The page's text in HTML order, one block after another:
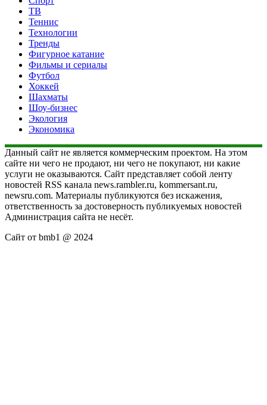
ТВ
Теннис
Технологии
Тренды
Фигурное катание
Фильмы и сериалы
Футбол
Хоккей
Шахматы
Шоу-бизнес
Экология
Экономика
Данный сайт не является коммерческим проектом. На этом
сайте ни чего не продают, ни чего не покупают, ни какие
услуги не оказываются. Сайт представляет собой ленту
новостей RSS канала news.rambler.ru, kommersant.ru,
newsru.com. Материалы публикуются без искажения,
ответственность за достоверность публикуемых новостей
Администрация сайта не несёт.
Сайт от bmb1 @ 2024